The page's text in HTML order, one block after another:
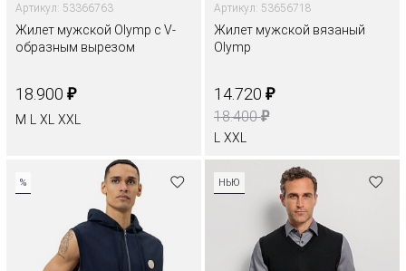
Артикул: 53366763
Жилет мужской Olymp с V-
образным вырезом
18.900 ₽
M XL XXL
Артикул: 53656718
Жилет мужской вязаный
Olymp
14.720 ₽
18.400₽
XXL
% НЬЮ